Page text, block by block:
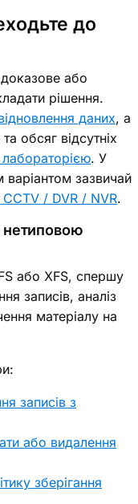
до
або
рішення.
даних, а
обсяг відсутніх
лабораторією. У
зазвичай
CCTV / DVR / NVR.
нетиповою
або XFS, спершу
записів, аналіз
матеріалу на
записів з
або видалення
зберігання